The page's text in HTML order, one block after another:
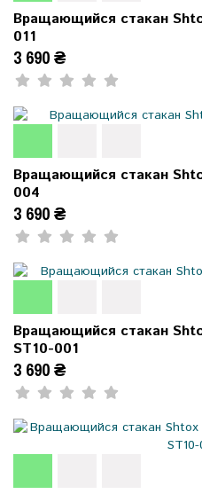
Вращающийся стакан
011
3 690 ₴
Вращающийся стакан
004
3 690 ₴
Вращающийся стакан
ST10-001
3 690 ₴